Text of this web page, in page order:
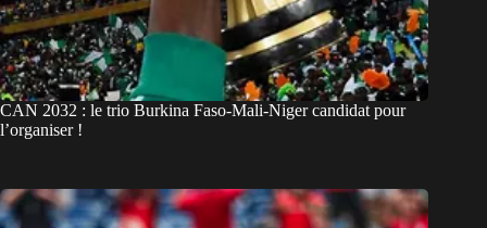
CAN 2032 : le trio Burkina Faso-Mali-Niger candidat pour
l’organiser !